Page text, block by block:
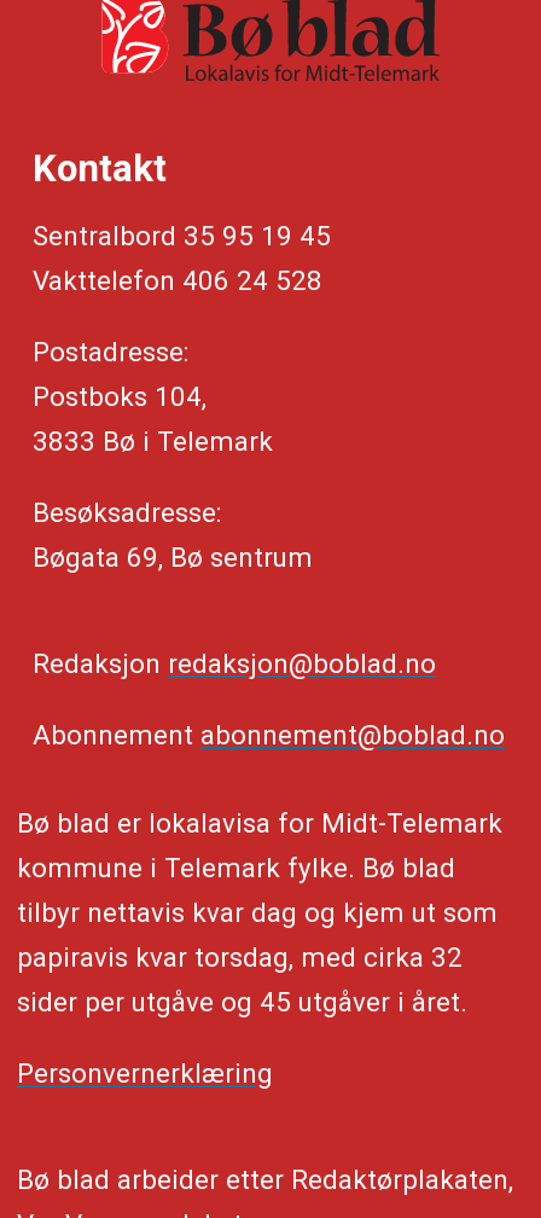
Kontakt
Sentralbord 35 95 19 45
Vakttelefon 406 24 528
Postadresse:
Postboks 104,
3833 Bø i Telemark
Besøksadresse:
Bøgata 69, Bø sentrum
Redaksjon redaksjon@boblad.no
Abonnement abonnement@boblad.no
Bø blad er lokalavisa for Midt-Telemark
kommune i Telemark fylke. Bø blad
tilbyr nettavis kvar dag og kjem ut som
papiravis kvar torsdag, med cirka 32
sider per utgåve og 45 utgåver i året.
Personvernerklæring
Bø blad arbeider etter Redaktørplakaten,